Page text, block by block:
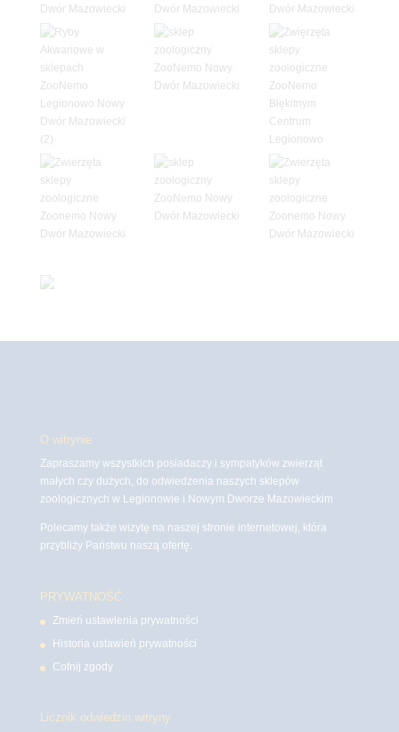
O witrynie
Zapraszamy wszystkich posiadaczy i sympatyków zwierząt
małych czy dużych, do odwiedzenia naszych sklepów
zoologicznych w Legionowie i Nowym Dworze Mazowieckim
Polecamy także wizytę na naszej stronie internetowej, która
przybliży Państwu naszą ofertę.
PRYWATNOŚĆ
Zmień ustawienia prywatności
Historia ustawień prywatności
Cofnij zgody
Licznik odwiedzin witryny